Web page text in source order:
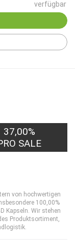
verfügbar
37,00%
SALE
von hochwertigen
100,00%
Kapseln. Wir stehen
Produktsortiment,